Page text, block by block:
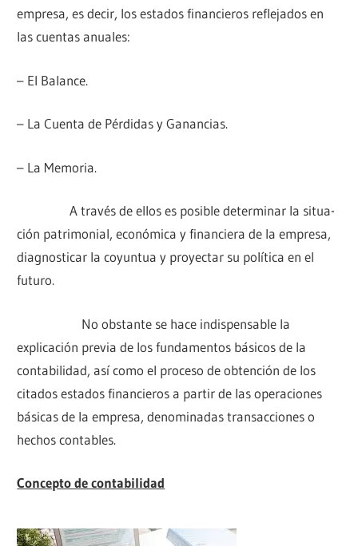
empresa, es decir, los estados financieros reflejados en
las cuentas anuales:
– El Balance.
– La Cuenta de Pérdidas y Ganancias.
– La Memoria.
A través de ellos es posible determinar la situa­
ción pa­trimo­nial, económica y financiera de la empresa,
diagnosticar la coyuntua y proyectar su política en el
futuro.
No obstante se hace indispensable la
explicación previa de los fundamentos básicos de la
contabilidad, así como el proceso de obtención de los
citados estados financieros a partir de las operaciones
básicas de la empresa, denominadas transacciones o
hechos contables.
Concepto de contabilidad